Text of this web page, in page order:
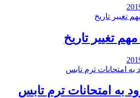
مهم تغییر تاریخ
به امتحانات ترم تابس